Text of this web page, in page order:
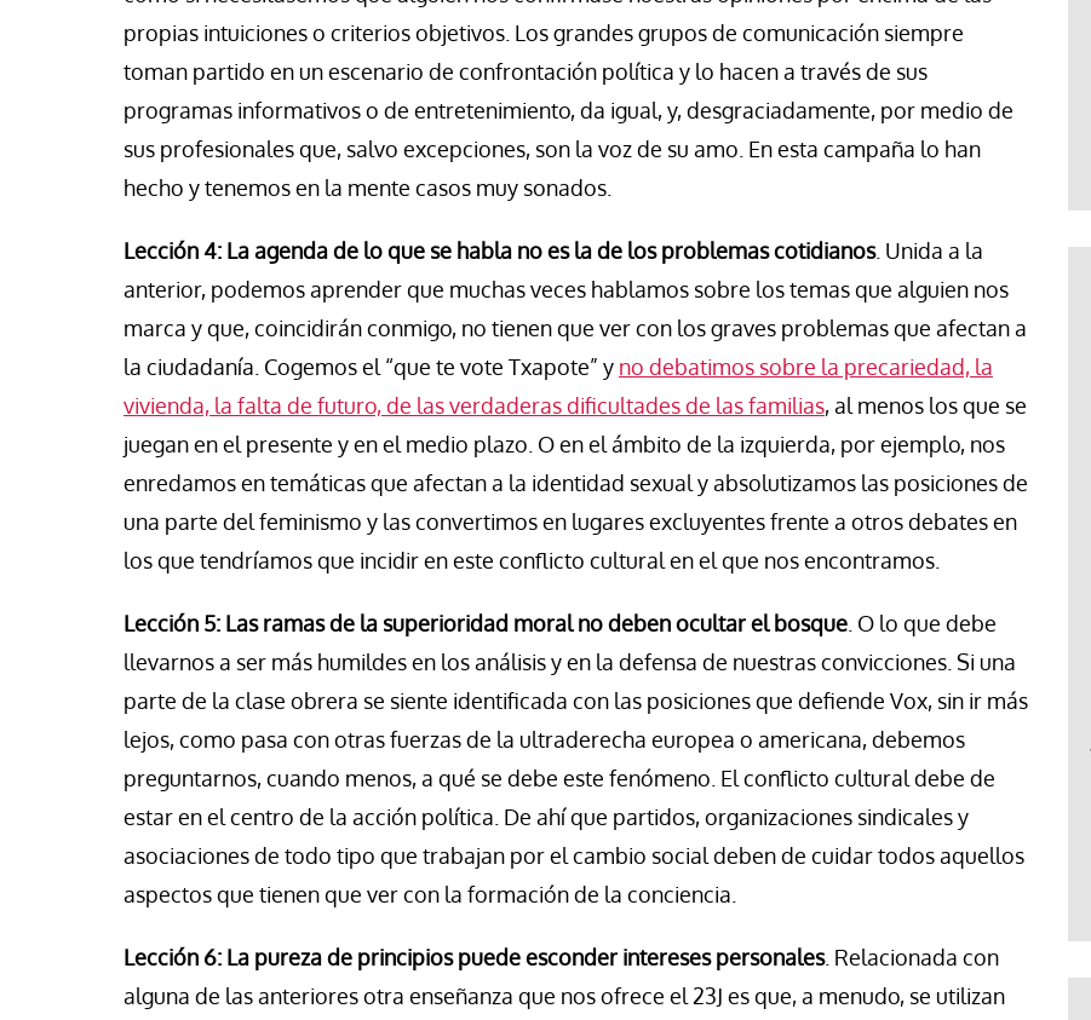
propias intuiciones o criterios objetivos. Los grandes grupos de comunicación siempre
toman partido en un escenario de confrontación política y lo hacen a través de sus
programas informativos o de entretenimiento, da igual, y, desgraciadamente, por medio de
sus profesionales que, salvo excepciones, son la voz de su amo. En esta campaña lo han
hecho y tenemos en la mente casos muy sonados.
Lección 4: La agenda de lo que se habla no es la de los problemas cotidianos. Unida a la
anterior, podemos aprender que muchas veces hablamos sobre los temas que alguien nos
marca y que, coincidirán conmigo, no tienen que ver con los graves problemas que afectan a
la ciudadanía. Cogemos el “que te vote Txapote” y no debatimos sobre la precariedad, la
vivienda, la falta de futuro, de las verdaderas dificultades de las familias, al menos los que se
juegan en el presente y en el medio plazo. O en el ámbito de la izquierda, por ejemplo, nos
enredamos en temáticas que afectan a la identidad sexual y absolutizamos las posiciones de
una parte del feminismo y las convertimos en lugares excluyentes frente a otros debates en
los que tendríamos que incidir en este conflicto cultural en el que nos encontramos.
Lección 5: Las ramas de la superioridad moral no deben ocultar el bosque . O lo que debe
llevarnos a ser más humildes en los análisis y en la defensa de nuestras convicciones. Si una
parte de la clase obrera se siente identificada con las posiciones que defiende Vox, sin ir más
lejos, como pasa con otras fuerzas de la ultraderecha europea o americana, debemos
preguntarnos, cuando menos, a qué se debe este fenómeno. El conflicto cultural debe de
estar en el centro de la acción política. De ahí que partidos, organizaciones sindicales y
asociaciones de todo tipo que trabajan por el cambio social deben de cuidar todos aquellos
aspectos que tienen que ver con la formación de la conciencia.
Lección 6: La pureza de principios puede esconder intereses personales. Relacionada con
alguna de las anteriores otra enseñanza que nos ofrece el 23J es que, a menudo, se utilizan